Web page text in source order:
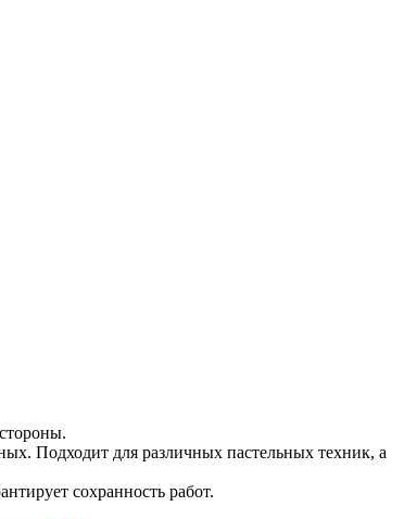
Подходит для различных пастельных техник, а
сохранность работ.